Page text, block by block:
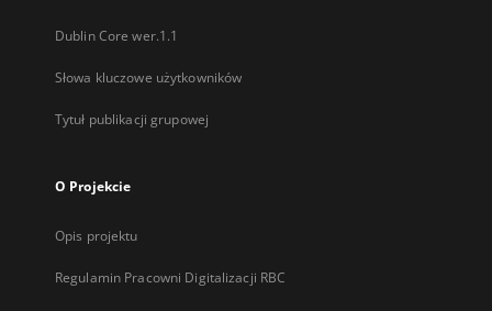
Dublin Core wer.1.1
Słowa kluczowe użytkowników
Tytuł publikacji grupowej
O Projekcie
Opis projektu
Regulamin Pracowni Digitalizacji RBC